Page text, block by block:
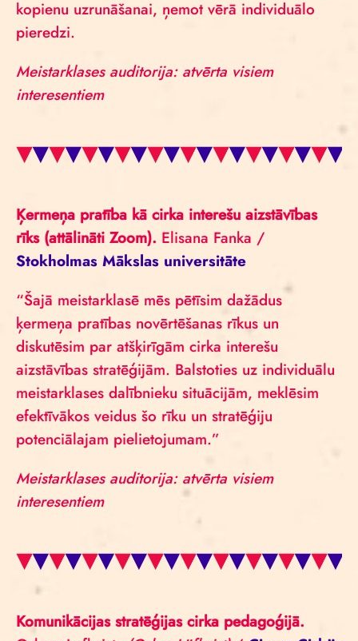
kopienu uzrunāšanai, ņemot vērā individuālo
pieredzi.
Meistarklases auditorija: atvērta visiem
interesentiem
Ķermeņa pratība kā cirka interešu aizstāvības
rīks (attālināti Zoom). Elisana Fanka /
Stokholmas Mākslas universitāte
“Šajā meistarklasē mēs pētīsim dažādus
ķermeņa pratības novērtēšanas rīkus un
diskutēsim par atšķirīgām cirka interešu
aizstāvības stratēģijām. Balstoties uz individuālu
meistarklases dalībnieku situācijām, meklēsim
efektīvākos veidus šo rīku un stratēģiju
potenciālajam pielietojumam.”
Meistarklases auditorija: atvērta visiem
interesentiem
Komunikācijas stratēģijas cirka pedagoģijā.